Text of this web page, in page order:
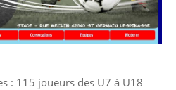
: 115 joueurs des U7 à U18